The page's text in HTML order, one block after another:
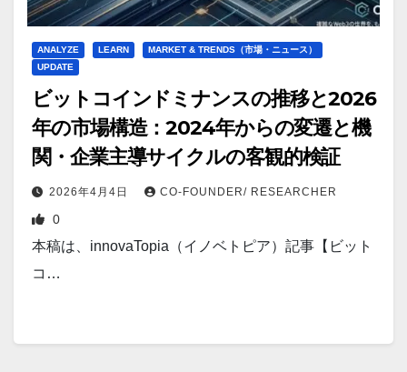
ANALYZE LEARN
MARKET & TRENDS（市場・ニュース）
UPDATE
ビットコインドミナンスの推移と2026
年の市場構造：2024年からの変遷と機
関・企業主導サイクルの客観的検証
2026年4月4日 CO-FOUNDER/ RESEARCHER
0
本稿は、innovaTopia（イノベトピア）記事【ビット
コ…